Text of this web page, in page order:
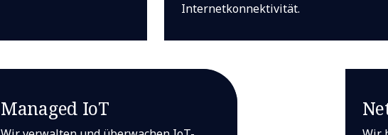
Internetkonnektivität.
Managed IoT